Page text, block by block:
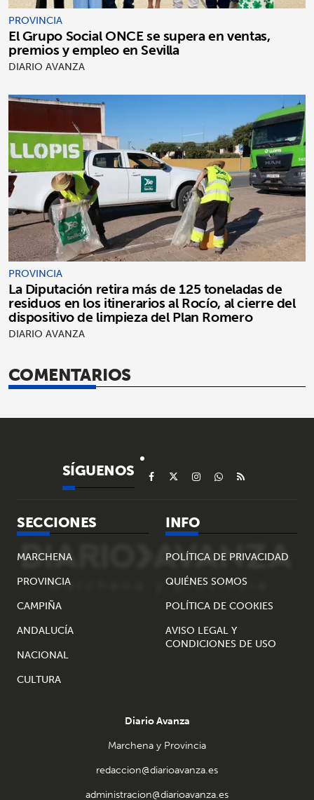
PROVINCIA
El Grupo Social ONCE se supera en ventas,
premios y empleo en Sevilla
DIARIO AVANZA
PROVINCIA
La Diputación retira más de 125 toneladas de
residuos en los itinerarios al Rocío, al cierre del
dispositivo de limpieza del Plan Romero
DIARIO AVANZA
COMENTARIOS
SÍGUENOS
SECCIONES
MARCHENA
PROVINCIA
CAMPIÑA
ANDALUCÍA
NACIONAL
CULTURA
INFO
POLÍTICA DE PRIVACIDAD
QUIÉNES SOMOS
POLÍTICA DE COOKIES
AVISO LEGAL Y
CONDICIONES DE USO
Diario Avanza
Marchena y Provincia
redaccion@diarioavanza.es
administracion@diarioavanza.es